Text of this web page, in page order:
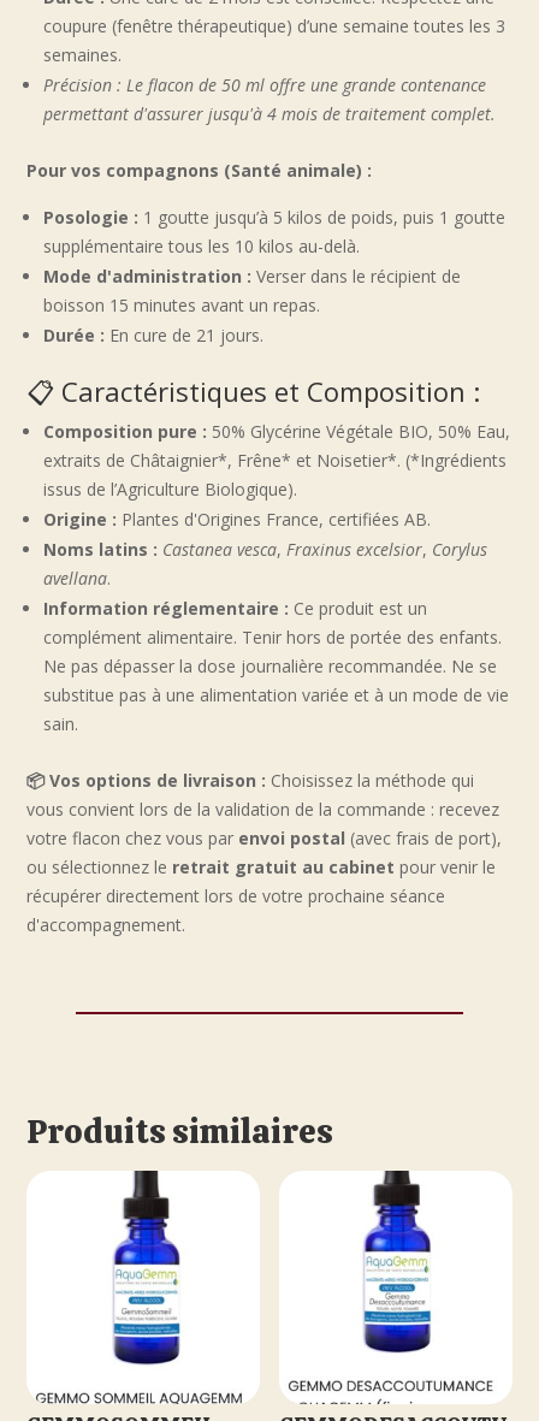
coupure (fenêtre thérapeutique) d’une semaine toutes les 3
semaines.
Précision : Le flacon de 50 ml offre une grande contenance
permettant d'assurer jusqu'à 4 mois de traitement complet.
Pour vos compagnons (Santé animale) :
Posologie : 1 goutte jusqu’à 5 kilos de poids, puis 1 goutte
supplémentaire tous les 10 kilos au-delà.
Mode d'administration : Verser dans le récipient de
boisson 15 minutes avant un repas.
Durée : En cure de 21 jours.
📋 Caractéristiques et Composition :
Composition pure : 50% Glycérine Végétale BIO, 50% Eau,
extraits de Châtaignier*, Frêne* et Noisetier*. (*Ingrédients
issus de l’Agriculture Biologique).
Origine : Plantes d'Origines France, certifiées AB.
Noms latins : Castanea vesca,Fraxinus excelsior, Corylus
avellana.
Information réglementaire : Ce produit est un
complément alimentaire. Tenir hors de portée des enfants.
Ne pas dépasser la dose journalière recommandée. Ne se
substitue pas à une alimentation variée et à un mode de vie
sain.
📦 Vos options de livraison : Choisissez la méthode qui
vous convient lors de la validation de la commande : recevez
votre flacon chez vous par envoi postal (avec frais de port),
ou sélectionnez le retrait gratuit au cabinet pour venir le
récupérer directement lors de votre prochaine séance
d'accompagnement.
Produits similaires